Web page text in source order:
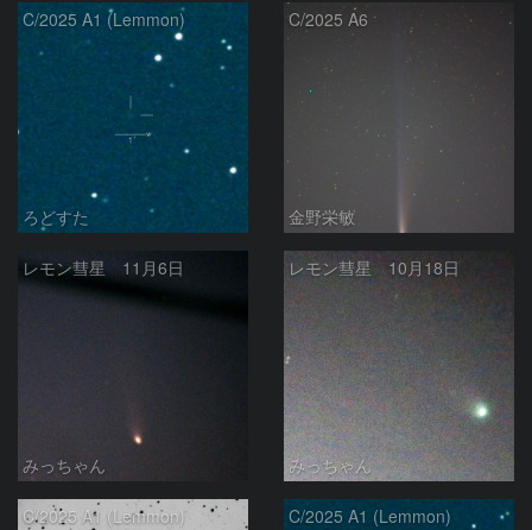
C/2025 A1 (Lemmon)
ろどすた
C/2025 A6
金野栄敏
レモン彗星 11月6日
みっちゃん
レモン彗星 10月18日
みっちゃん
C/2025 A1 (Lemmon) C/2025 A1 (Lemmon)